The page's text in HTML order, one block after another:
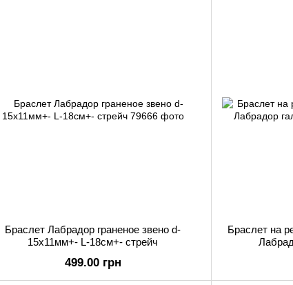
Браслет Лабрадор граненое звено d-
15х11мм+- L-18см+- стрейч
499.00 грн
Браслет на